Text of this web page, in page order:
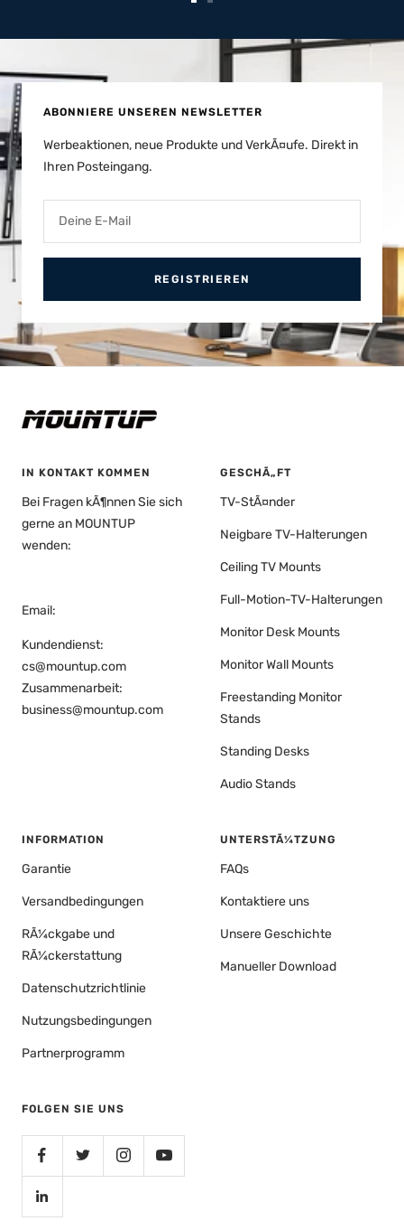
ABONNIERE UNSEREN NEWSLETTER
Werbeaktionen, neue Produkte und VerkÃ¤ufe. Direkt in
Ihren Posteingang.
Deine E-Mail
REGISTRIEREN
IN KONTAKT KOMMEN
Bei Fragen kÃ¶nnen Sie sich
gerne an MOUNTUP
wenden:
Email:
Kundendienst:
cs@mountup.com
Zusammenarbeit:
business@mountup.com
GESCHÃ„FT
TV-StÃ¤nder
Neigbare TV-Halterungen
Ceiling TV Mounts
Full-Motion-TV-Halterungen
Monitor Desk Mounts
Monitor Wall Mounts
Freestanding Monitor
Stands
Standing Desks
Audio Stands
INFORMATION
Garantie
Versandbedingungen
RÃ¼ckgabe und
RÃ¼ckerstattung
Datenschutzrichtlinie
Nutzungsbedingungen
Partnerprogramm
UNTERSTÃ¼TZUNG
FAQs
Kontaktiere uns
Unsere Geschichte
Manueller Download
FOLGEN SIE UNS